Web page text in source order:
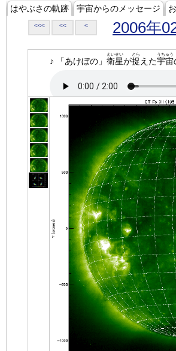
はやぶさの軌跡 宇宙からのメッセージ
<<< << < 2006年
♪ 「あけぼの」 衛星
えいせい
が捉
とら
えた宇宙
うちゅう